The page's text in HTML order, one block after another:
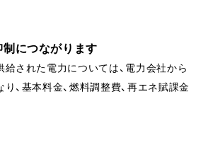
につながります
された電力については、電力会社から
、基本料金、燃料調整費、再エネ賦課金